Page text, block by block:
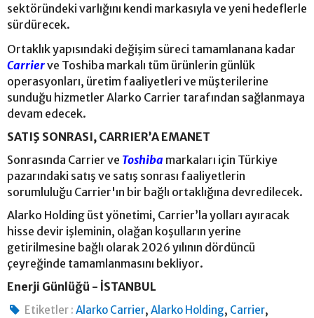
sektöründeki varlığını kendi markasıyla ve yeni hedeflerle
sürdürecek.
Ortaklık yapısındaki değişim süreci tamamlanana kadar
Carrierve Toshiba markalı tüm ürünlerin günlük
operasyonları, üretim faaliyetleri ve müşterilerine
sunduğu hizmetler Alarko Carrier tarafından sağlanmaya
devam edecek.
SATIŞ SONRASI, CARRIER’A EMANET
Sonrasında Carrier ve Toshiba markaları için Türkiye
pazarındaki satış ve satış sonrası faaliyetlerin
sorumluluğu Carrier'ın bir bağlı ortaklığına devredilecek.
Alarko Holding üst yönetimi, Carrier’la yolları ayıracak
hisse devir işleminin, olağan koşulların yerine
getirilmesine bağlı olarak 2026 yılının dördüncü
çeyreğinde tamamlanmasını bekliyor.
Enerji Günlüğü - İSTANBUL
Etiketler : Alarko Carrier,Alarko Holding, Carrier,